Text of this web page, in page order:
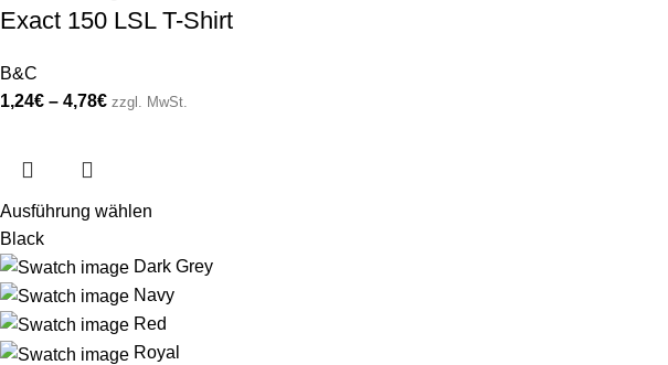
Exact 150 LSL T-Shirt
B&C
1,24€ – 4,78€ zzgl. MwSt.
Ausführung wählen
Black
Dark Grey
Navy
Red
Royal